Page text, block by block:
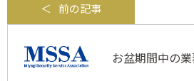
前の記事
お盆期間中の